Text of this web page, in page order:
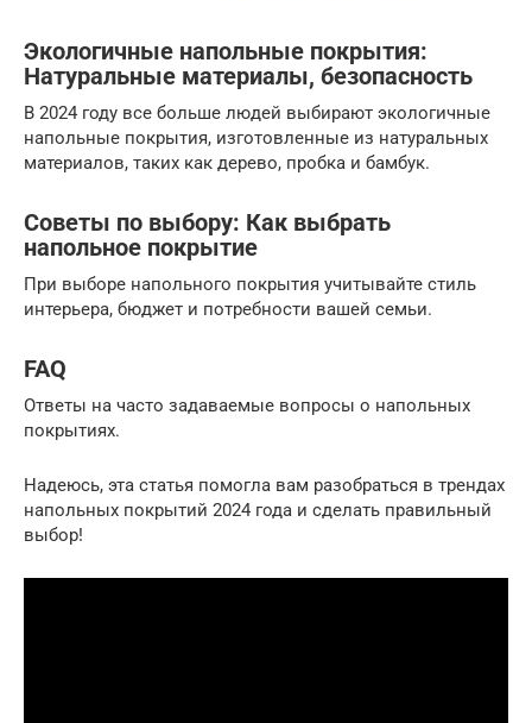
Экологичные напольные покрытия:
Натуральные материалы, безопасность
В 2024 году все больше людей выбирают экологичные
напольные покрытия, изготовленные из натуральных
материалов, таких как дерево, пробка и бамбук.
Советы по выбору: Как выбрать
напольное покрытие
При выборе напольного покрытия учитывайте стиль
интерьера, бюджет и потребности вашей семьи.
FAQ
Ответы на часто задаваемые вопросы о напольных
покрытиях.
Надеюсь, эта статья помогла вам разобраться в трендах
напольных покрытий 2024 года и сделать правильный
выбор!